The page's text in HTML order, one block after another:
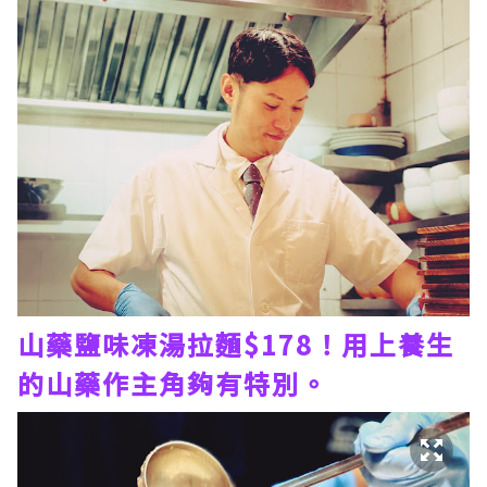
山藥鹽味凍湯拉麵$178！用上養生
的山藥作主角夠有特別。